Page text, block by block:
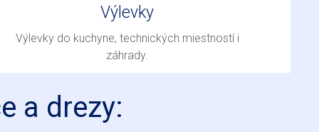
Výlevky
Výlevky do kuchyne, technických miestností i
záhrady.
a drezy: